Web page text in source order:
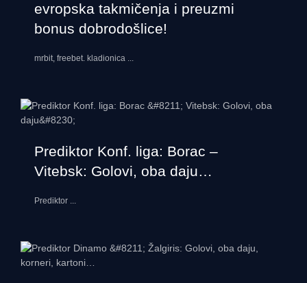
evropska takmičenja i preuzmi
bonus dobrodošlice!
mrbit, freebet. kladionica ...
Prediktor Konf. liga: Borac –
Vitebsk: Golovi, oba daju…
Prediktor ...